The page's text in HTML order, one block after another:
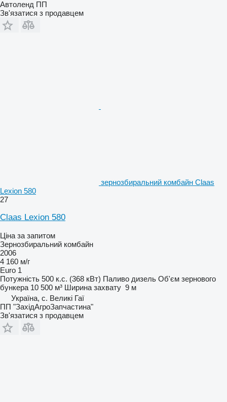
Автоленд ПП
Зв'язатися з продавцем
зернозбиральний комбайн Claas
Lexion 580
27
Claas Lexion 580
Ціна за запитом
Зернозбиральний комбайн
2006
4 160 м/г
Euro 1
Потужність 500 к.с. (368 кВт) Паливо дизель Об'єм зернового
бункера 10 500 м³ Ширина захвату 9 м
Україна, с. Великі Гаї
ПП "ЗахідАгроЗапчастина"
Зв'язатися з продавцем